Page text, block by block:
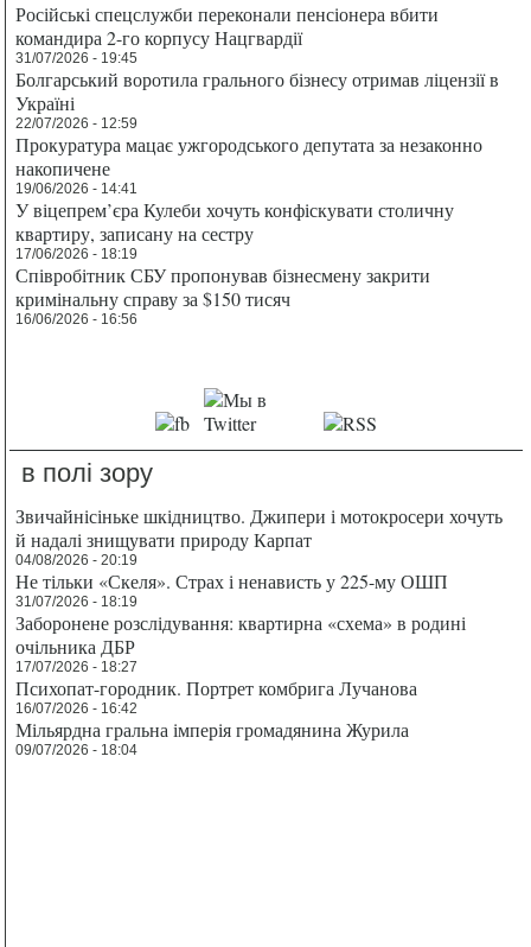
Російські спецслужби переконали пенсіонера вбити
командира 2-го корпусу Нацгвардії
31/07/2026 - 19:45
Болгарський воротила грального бізнесу отримав ліцензії в
Україні
22/07/2026 - 12:59
Прокуратура мацає ужгородського депутата за незаконно
накопичене
19/06/2026 - 14:41
У віцепрем’єра Кулеби хочуть конфіскувати столичну
квартиру, записану на сестру
17/06/2026 - 18:19
Співробітник СБУ пропонував бізнесмену закрити
кримінальну справу за $150 тисяч
16/06/2026 - 16:56
в полі зору
Звичайнісіньке шкідництво. Джипери і мотокросери хочуть
й надалі знищувати природу Карпат
04/08/2026 - 20:19
Не тільки «Скеля». Страх і ненависть у 225-му ОШП
31/07/2026 - 18:19
Заборонене розслідування: квартирна «схема» в родині
очільника ДБР
17/07/2026 - 18:27
Психопат-городник. Портрет комбрига Лучанова
16/07/2026 - 16:42
Мільярдна гральна імперія громадянина Журила
09/07/2026 - 18:04